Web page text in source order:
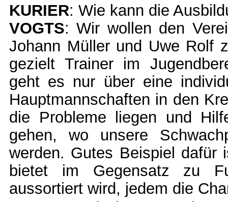
KURIER: Wie kann die
VOGTS: Wir wollen den
Johann Müller und Uwe Rolf
gezielt Trainer im
geht es nur über eine
Hauptmannschaften in den
die Probleme liegen und
gehen, wo unsere
werden. Gutes Beispiel
bietet im Gegensatz zu
aussortiert wird, jedem die